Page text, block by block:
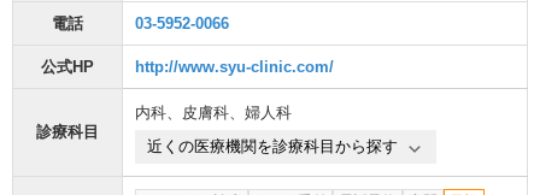
電話 03-5952-0066
公式HP http://www.syu-clinic.com/
診療科目
内科、 皮膚科、 婦人科
近くの医療機関を診療科目から探す